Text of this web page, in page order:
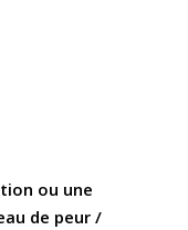
ou une
de peur /